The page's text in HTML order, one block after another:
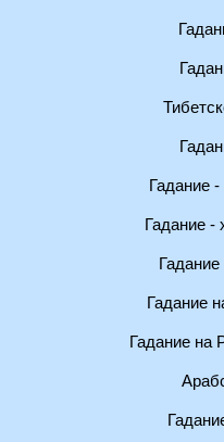
Гадание
Гадание -
Гадание
Гадание на